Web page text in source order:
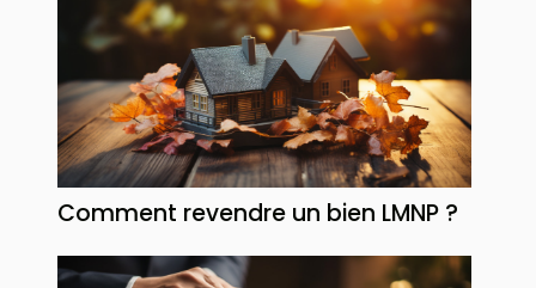
Comment revendre un bien LMNP ?